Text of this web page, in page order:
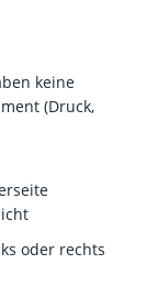
keine
(Druck,
oder rechts